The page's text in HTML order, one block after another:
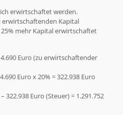
erwirtschaftet werden.
erwirtschaftenden Kapital
mehr Kapital erwirtschaftet
Euro (zu erwirtschaftender
Euro x 20% = 322.938 Euro
322.938 Euro (Steuer) = 1.291.752